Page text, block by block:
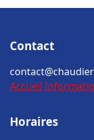
Contact
Accueil
Horaires